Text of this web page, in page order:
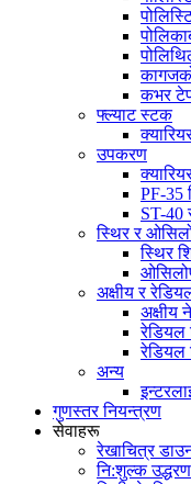
कभर
फ्ल्याट स्टक
उपकरण
PF-35
ST-40
स्थिर र
स्थिर
अक्षीय र
अक्षीय
रेडियल
रेडियल
अन्य
गुणस्तर नियन्त्रण
सेवाहरू
रेखाचित्र
नि:शुल्क उद्धरण